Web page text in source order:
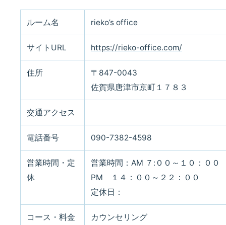
ルーム名 rieko’s office
サイトURL https://rieko-office.com/
住所
〒847-0043
佐賀県唐津市京町１７８３
交通アクセス
電話番号 090-7382-4598
営業時間・定
休
営業時間：AM ７:００～１０：００
PM １４：００～２２：００
定休日：
コース・料金 カウンセリング